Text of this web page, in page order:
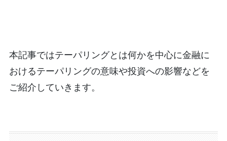
本記事ではテーパリングとは何かを中心に金融に
おけるテーパリングの意味や投資への影響などを
ご紹介していきます。